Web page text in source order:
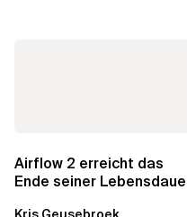
Airflow 2 erreicht das
Ende seiner